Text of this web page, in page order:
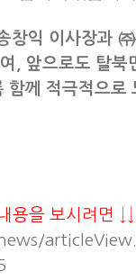
창익 이사장과
, 앞으로도 탈북
함께 적극적으로
용을 보시려면